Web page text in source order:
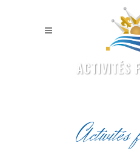
ACTIVITÉS
Activités